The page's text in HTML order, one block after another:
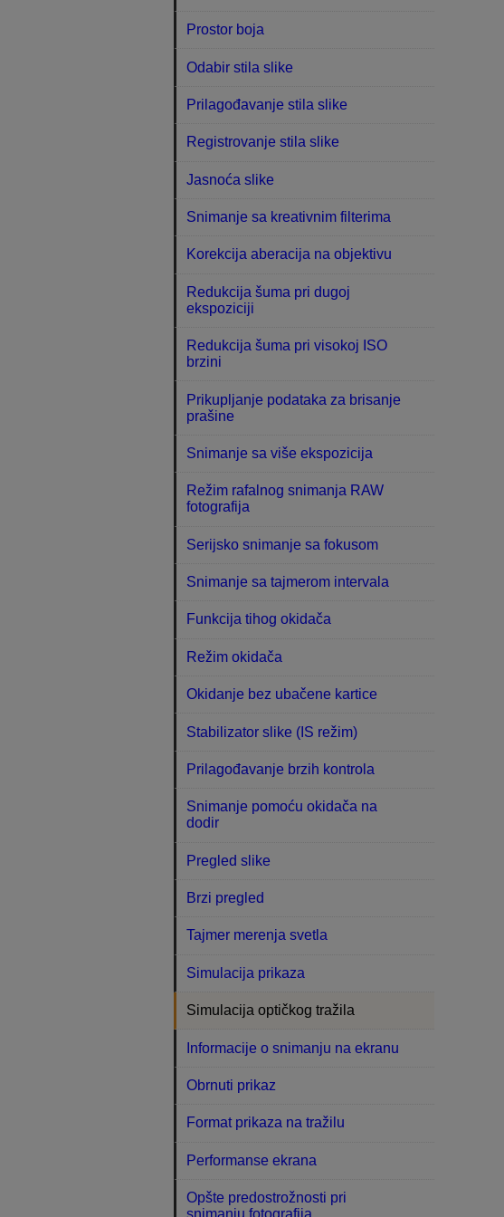
Prostor boja
Odabir stila slike
Prilagođavanje stila slike
Registrovanje stila slike
Jasnoća slike
Snimanje sa kreativnim filterima
Korekcija aberacija na objektivu
Redukcija šuma pri dugoj
ekspoziciji
Redukcija šuma pri visokoj ISO
brzini
Prikupljanje podataka za brisanje
prašine
Snimanje sa više ekspozicija
Režim rafalnog snimanja RAW
fotografija
Serijsko snimanje sa fokusom
Snimanje sa tajmerom intervala
Funkcija tihog okidača
Režim okidača
Okidanje bez ubačene kartice
Stabilizator slike (IS režim)
Prilagođavanje brzih kontrola
Snimanje pomoću okidača na
dodir
Pregled slike
Brzi pregled
Tajmer merenja svetla
Simulacija prikaza
Simulacija optičkog tražila
Informacije o snimanju na ekranu
Obrnuti prikaz
Format prikaza na tražilu
Performanse ekrana
Opšte predostrožnosti pri
snimanju fotografija